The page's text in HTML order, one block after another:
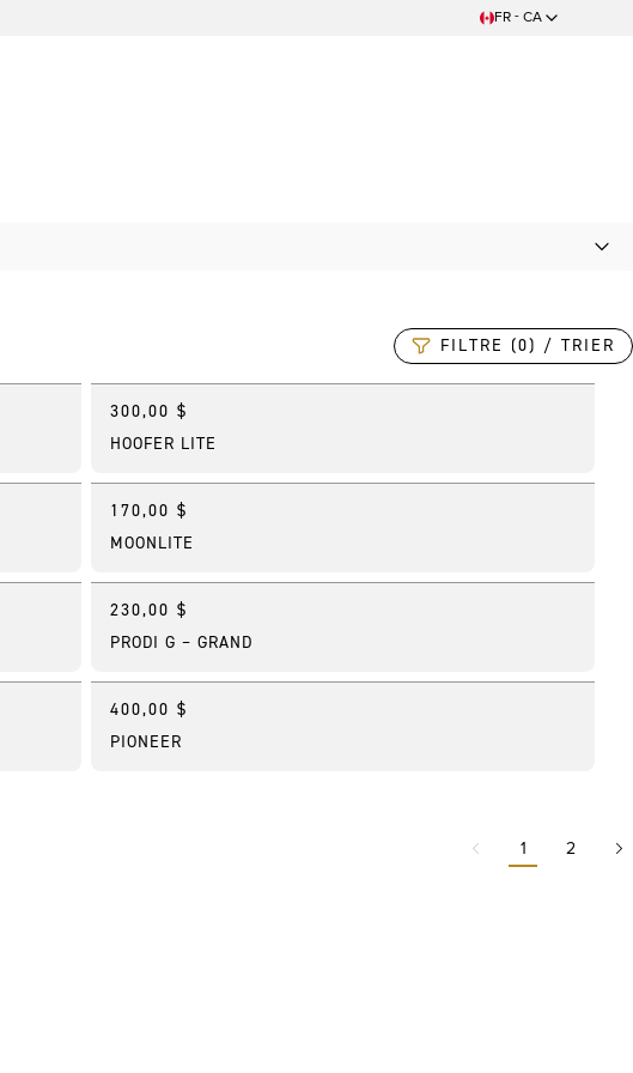
FR - CA
FILTRE (0) / TRIER
Meilleure vente
300,00 $
HOOFER LITE
Nouveau
170,00 $
MOONLITE
Nouveau
230,00 $
PRODI G – GRAND
Meilleure vente
400,00 $
PIONEER
1 2